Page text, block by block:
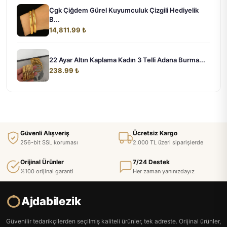
Çgk Çiğdem Gürel Kuyumculuk Çizgili Hediyelik
B...
14,811.99 ₺
22 Ayar Altın Kaplama Kadın 3 Telli Adana Burma...
238.99 ₺
Güvenli Alışveriş
256-bit SSL koruması
Ücretsiz Kargo
2.000 TL üzeri siparişlerde
Orijinal Ürünler
%100 orijinal garanti
7/24 Destek
Her zaman yanınızdayız
Ajdabilezik
Güvenilir tedarikçilerden seçilmiş kaliteli ürünler, tek adreste. Orijinal ürünler,